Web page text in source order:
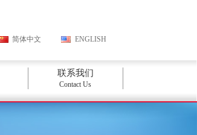
简体中文 ENGLISH
联系我们
Contact Us